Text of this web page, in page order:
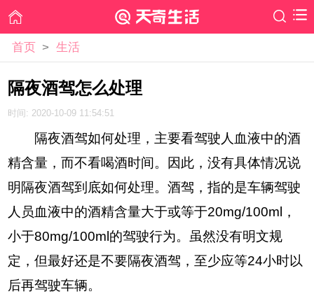
首页 > 生活
隔夜酒驾怎么处理
时间: 2020-10-09 11:54:51
隔夜酒驾如何处理，主要看驾驶人血液中的酒
精含量，而不看喝酒时间。因此，没有具体情况说
明隔夜酒驾到底如何处理。酒驾，指的是车辆驾驶
人员血液中的酒精含量大于或等于20mg/100ml，
小于80mg/100ml的驾驶行为。虽然没有明文规
定，但最好还是不要隔夜酒驾，至少应等24小时以
后再驾驶车辆。